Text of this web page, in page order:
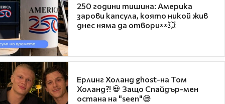
250 години тишина: Америка
зарови капсула, която никой жив
днес няма да отвори👀💥
Ерлинг Холанд ghost-на Том
Холанд?! 💀 Защо Спайдър-мен
остана на "seen"😅